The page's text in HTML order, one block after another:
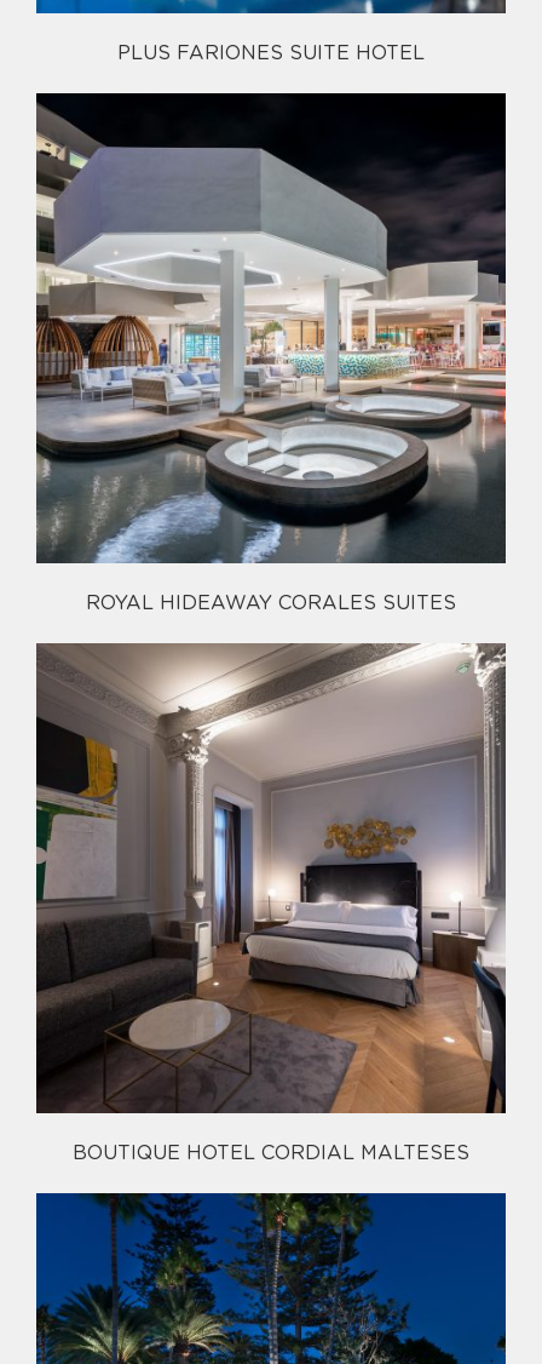
PLUS FARIONES SUITE HOTEL
ROYAL HIDEAWAY CORALES SUITES
BOUTIQUE HOTEL CORDIAL MALTESES